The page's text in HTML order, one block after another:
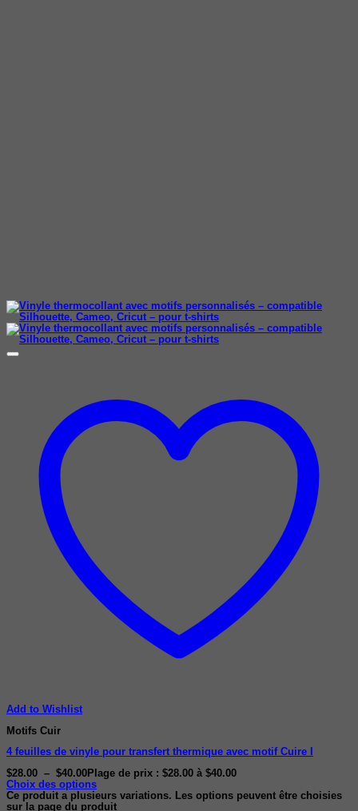
Add to Wishlist
Motifs Cuir
4 feuilles de vinyle pour transfert thermique avec motif Cuire I
$28.00 – $40.00 Plage de prix : $28.00 à $40.00
Choix des options
Ce produit a plusieurs variations. Les options peuvent être choisies
sur la page du produit